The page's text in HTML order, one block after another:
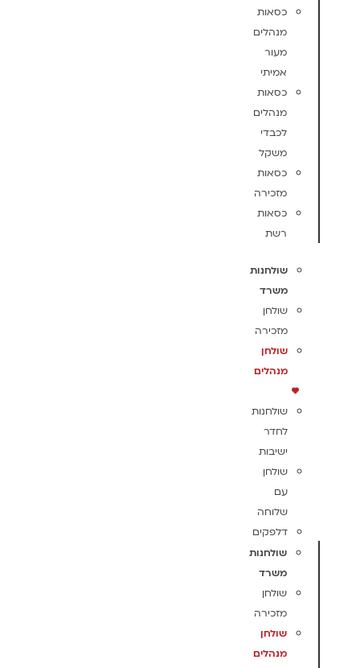
כסאות
מנהלים
מעור
אמיתי
כסאות
מנהלים
לכבדי
משקל
כסאות
מזכירה
כסאות
רשת
שולחנות
משרד
שולחן
מזכירה
שולחן
מנהלים
שולחנות
לחדר
ישיבות
שולחן
עם
שלוחה
דלפקים
שולחנות
משרד
שולחן
מזכירה
שולחן
מנהלים